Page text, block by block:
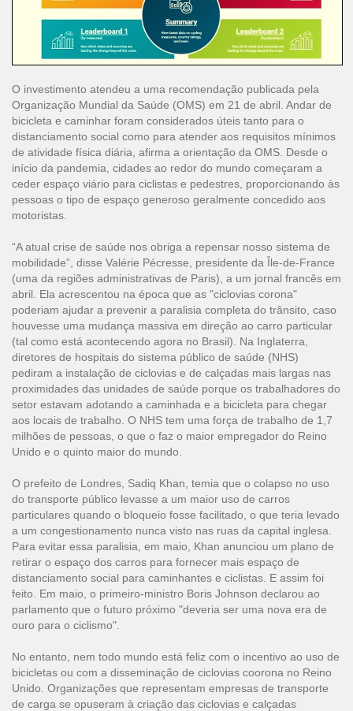
O investimento atendeu a uma recomendação publicada pela
Organização Mundial da Saúde (OMS) em 21 de abril. Andar de
bicicleta e caminhar foram considerados úteis tanto para o
distanciamento social como para atender aos requisitos mínimos
de atividade física diária, afirma a orientação da OMS. Desde o
início da pandemia, cidades ao redor do mundo começaram a
ceder espaço viário para ciclistas e pedestres, proporcionando às
pessoas o tipo de espaço generoso geralmente concedido aos
motoristas.
“A atual crise de saúde nos obriga a repensar nosso sistema de
mobilidade”, disse Valérie Pécresse, presidente da Île-de-France
(uma da regiões administrativas de Paris), a um jornal francês em
abril. Ela acrescentou na época que as "ciclovias corona"
poderiam ajudar a prevenir a paralisia completa do trânsito, caso
houvesse uma mudança massiva em direção ao carro particular
(tal como está acontecendo agora no Brasil). Na Inglaterra,
diretores de hospitais do sistema público de saúde (NHS)
pediram a instalação de ciclovias e de calçadas mais largas nas
proximidades das unidades de saúde porque os trabalhadores do
setor estavam adotando a caminhada e a bicicleta para chegar
aos locais de trabalho. O NHS tem uma força de trabalho de 1,7
milhões de pessoas, o que o faz o maior empregador do Reino
Unido e o quinto maior do mundo.
O prefeito de Londres, Sadiq Khan, temia que o colapso no uso
do transporte público levasse a um maior uso de carros
particulares quando o bloqueio fosse facilitado, o que teria levado
a um congestionamento nunca visto nas ruas da capital inglesa.
Para evitar essa paralisia, em maio, Khan anunciou um plano de
retirar o espaço dos carros para fornecer mais espaço de
distanciamento social para caminhantes e ciclistas. E assim foi
feito. Em maio, o primeiro-ministro Boris Johnson declarou ao
parlamento que o futuro próximo "deveria ser uma nova era de
ouro para o ciclismo".
No entanto, nem todo mundo está feliz com o incentivo ao uso de
bicicletas ou com a disseminação de ciclovias coorona no Reino
Unido. Organizações que representam empresas de transporte
de carga se opuseram à criação das ciclovias e calçadas